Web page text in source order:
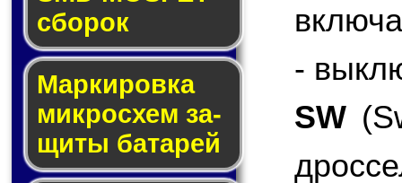
сбо­рок
Мар­ки­ров­ка
мик­ро­схем за­
щи­ты ба­та­рей
-
SW